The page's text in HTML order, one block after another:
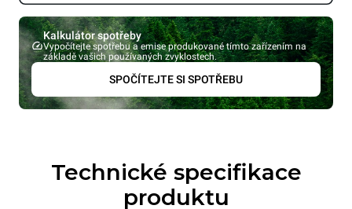
Kalkulátor spotřeby
Vypočítejte spotřebu a emise produkované tímto zařízením na
základě vašich používaných zvyklostech.
SPOČÍTEJTE SI SPOTŘEBU
Technické specifikace
produktu